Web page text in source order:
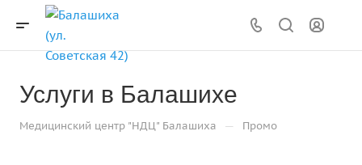
Услуги в Балашихе
Медицинский центр "НДЦ" Балашиха — Промо